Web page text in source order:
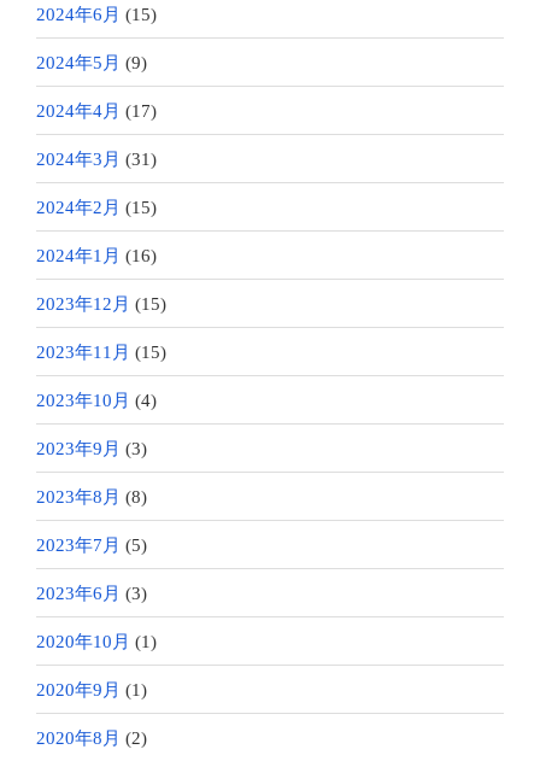
2024年6月 (15)
2024年5月 (9)
2024年4月 (17)
2024年3月 (31)
2024年2月 (15)
2024年1月 (16)
2023年12月 (15)
2023年11月 (15)
2023年10月 (4)
2023年9月 (3)
2023年8月 (8)
2023年7月 (5)
2023年6月 (3)
2020年10月 (1)
2020年9月 (1)
2020年8月 (2)